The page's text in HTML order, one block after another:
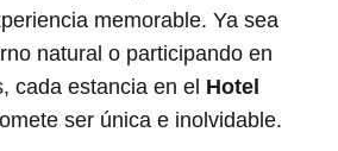
memorable. Ya sea
natural o participando en
cada estancia en el Hotel
ser única e inolvidable.